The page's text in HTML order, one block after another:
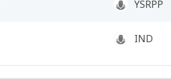
YSRPP
IND